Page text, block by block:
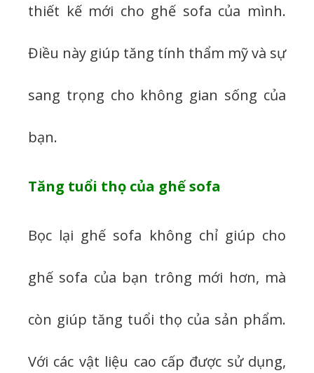
thiết kế mới cho ghế sofa của mình.
Điều này giúp tăng tính thẩm mỹ và sự
sang trọng cho không gian sống của
bạn.
Tăng tuổi thọ của ghế sofa
Bọc lại ghế sofa không chỉ giúp cho
ghế sofa của bạn trông mới hơn, mà
còn giúp tăng tuổi thọ của sản phẩm.
Với các vật liệu cao cấp được sử dụng,